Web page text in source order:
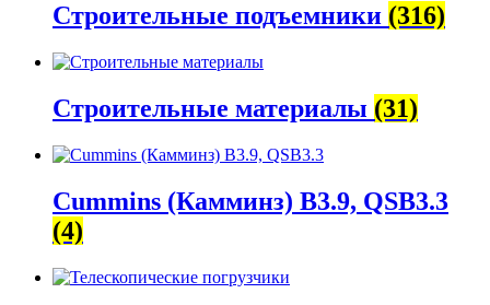
Строительные подъемники (316)
Строительные материалы (31)
Cummins (Камминз) B3.9, QSB3.3
(4)